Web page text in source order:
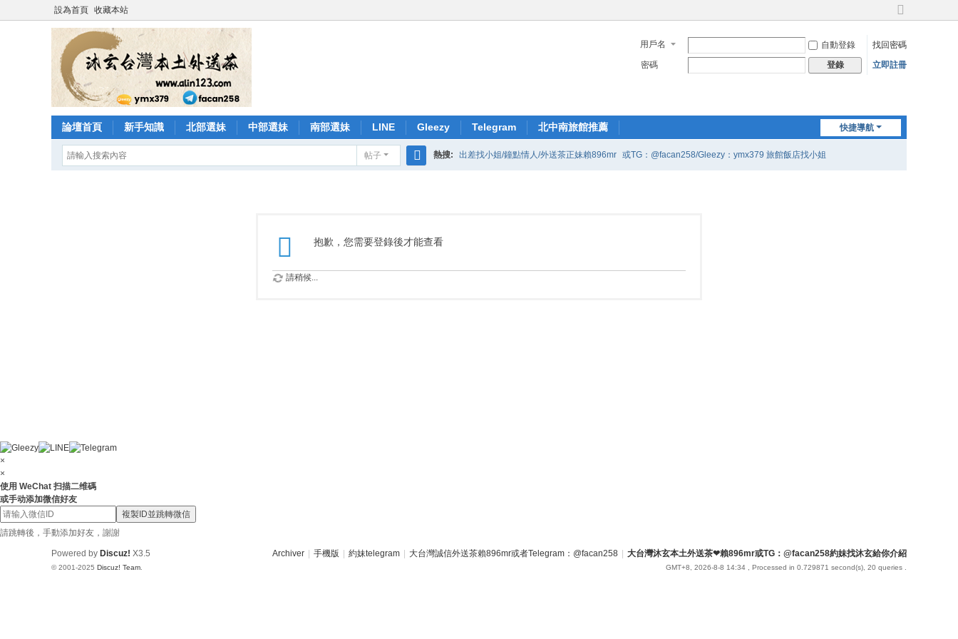
設為首頁 收藏本站
切
到
寬
用戶名 自動登錄
找回密碼
密碼
登錄 立即註冊
快捷導航
論壇首頁 新手知識 北部選妹 中部選妹 南部選妹 LINE Gleezy Telegram 北中南旅館推薦
帖子 熱搜: 出差找小姐/鐘點情人/外送茶正妹賴896mr 或TG：@facan258/Gleezy：ymx379 旅館飯店找小姐
抱歉，您需要登錄後才能查看
請稍候...
×
×
使用 WeChat 扫描二维碼
或手动添加微信好友
複製ID並跳轉微信
請跳轉後，手動添加好友，謝謝
Archiver 手機版 約妹telegram 大台灣誠信外送茶賴896mr或者Telegram：@facan258 大台灣沐玄本土外送茶❤賴896mr或TG：@facan258約妹找沐玄給你介紹
GMT+8, 2026-8-8 14:34 , Processed in 0.729871 second(s), 20 queries .
Powered by Discuz! X3.5
© 2001-2025 Discuz! Team